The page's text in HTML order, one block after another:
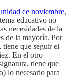
de noviembre,
educativo no
necesidades de la
de la mayoría. Por
tiene que seguir el
En el otro
tiene que
lo necesario para